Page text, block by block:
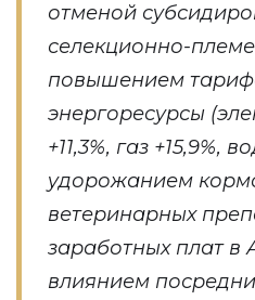
отменой
селекционно-
повышением
энергоресурсы
+11,3%, газ +15,9%,
удорожанием
ветеринарных
заработных плат в
влиянием